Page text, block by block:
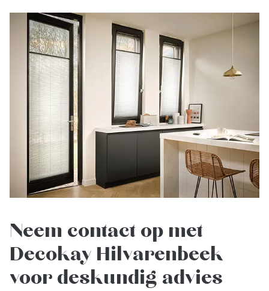
Neem contact op met
Decokay Hilvarenbeek
voor deskundig advies